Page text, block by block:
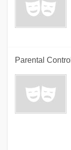
Parental Control